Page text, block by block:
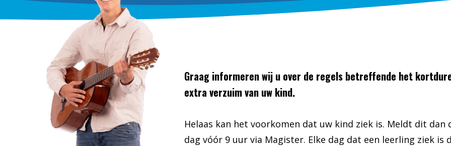
Graag informeren wij u over de regels betreffende het
extra verzuim van uw kind.
Helaas kan het voorkomen dat uw kind ziek is. Meldt dit dan
dag vóór 9 uur via Magister. Elke dag dat een leerling ziek is